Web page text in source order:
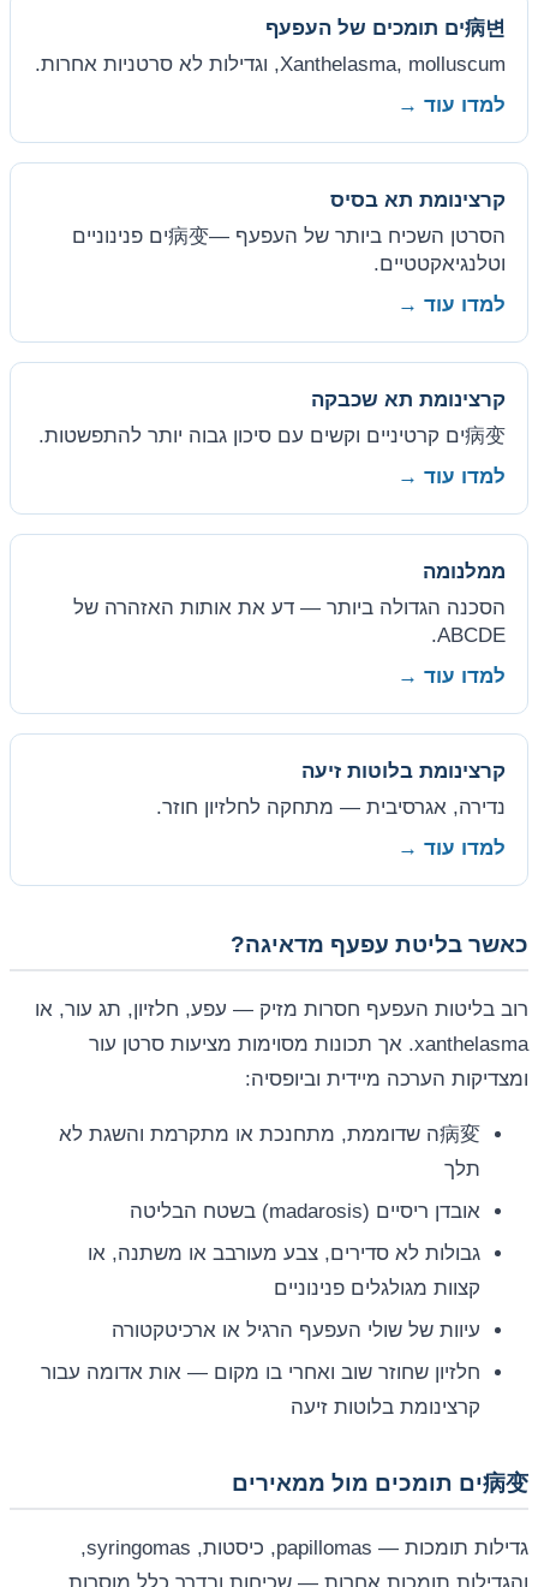
病변ים תומכים של העפעף
Xanthelasma, molluscum, וגדילות לא סרטניות אחרות.
למדו עוד →
קרצינומת תא בסיס
הסרטן השכיח ביותר של העפעף —病变ים פנינוניים
וטלנגיאקטטיים.
למדו עוד →
קרצינומת תא שכבקה
病变ים קרטיניים וקשים עם סיכון גבוה יותר להתפשטות.
למדו עוד →
ממלנומה
הסכנה הגדולה ביותר — דע את אותות האזהרה של
ABCDE.
למדו עוד →
קרצינומת בלוטות זיעה
נדירה, אגרסיבית — מתחקה לחלזיון חוזר.
למדו עוד →
כאשר בליטת עפעף מדאיגה?
רוב בליטות העפעף חסרות מזיק — עפע, חלזיון, תג עור, או
xanthelasma. אך תכונות מסוימות מציעות סרטן עור
ומצדיקות הערכה מיידית וביופסיה:
病変ה שדוממת, מתחנכת או מתקרמת והשגת לא
תלך
אובדן ריסיים (madarosis) בשטח הבליטה
גבולות לא סדירים, צבע מעורבב או משתנה, או
קצוות מגולגלים פנינוניים
עיוות של שולי העפעף הרגיל או ארכיטקטורה
חלזיון שחוזר שוב ואחרי בו מקום — אות אדומה עבור
קרצינומת בלוטות זיעה
病变ים תומכים מול ממאירים
גדילות תומכות — papillomas, כיסטות, syringomas,